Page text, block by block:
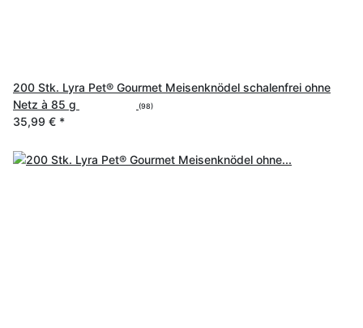
200 Stk. Lyra Pet® Gourmet Meisenknödel schalenfrei ohne
Netz à 85 g
(98)
35,99 € *